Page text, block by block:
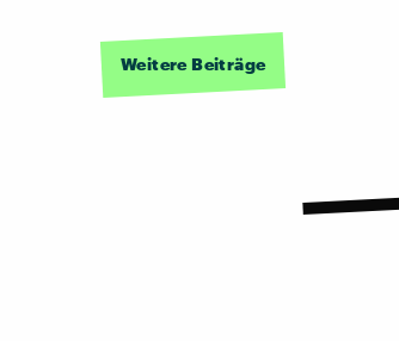
Weitere Beiträge